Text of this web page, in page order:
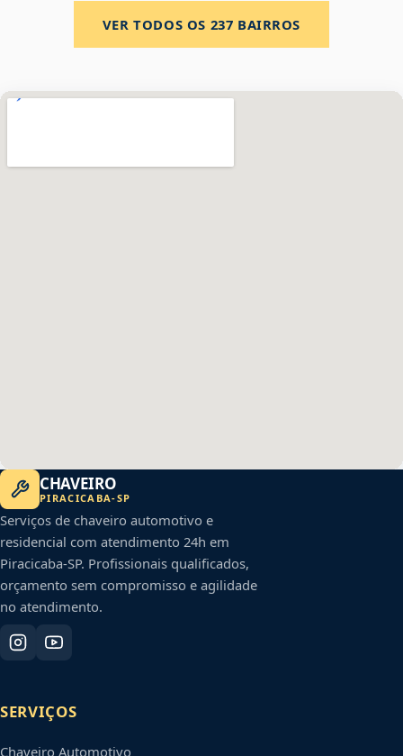
VER TODOS OS 237 BAIRROS
CHAVEIRO
PIRACICABA-SP
Serviços de chaveiro automotivo e
residencial com atendimento 24h em
Piracicaba-SP. Profissionais qualificados,
orçamento sem compromisso e agilidade
no atendimento.
SERVIÇOS
Chaveiro Automotivo